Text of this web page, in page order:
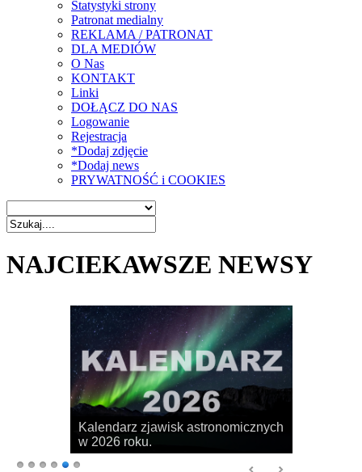
Statystyki strony
Patronat medialny
REKLAMA / PATRONAT
DLA MEDIÓW
O Nas
KONTAKT
Linki
DOŁĄCZ DO NAS
Logowanie
Rejestracja
*Dodaj zdjęcie
*Dodaj news
PRYWATNOŚĆ i COOKIES
NAJCIEKAWSZE NEWSY
Kalendarz zjawisk astronomicznych
w 2026 roku.